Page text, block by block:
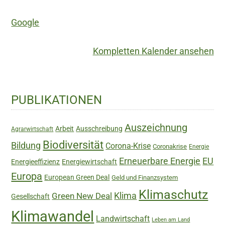
Google
Kompletten Kalender ansehen
Haupt-
Sidebar
PUBLIKATIONEN
Agrarwirtschaft Arbeit Ausschreibung Auszeichnung
Bildung Biodiversität Corona-Krise Coronakrise Energie
Energieeffizienz Energiewirtschaft Erneuerbare Energie EU
Europa European Green Deal Geld und Finanzsystem
Gesellschaft Green New Deal Klima Klimaschutz
Klimawandel Landwirtschaft Leben am Land